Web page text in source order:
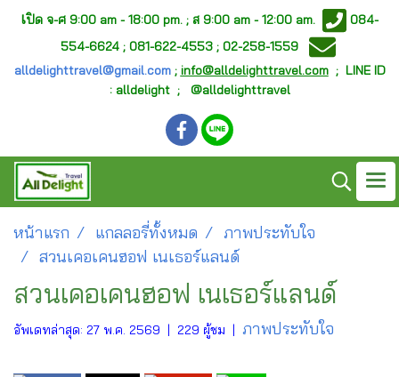
เปิด จ-ศ 9:00 am - 18:00 pm. ; ส 9:00 am - 12:00 am.
084-
554-6624 ; 081-622-4553 ; 02-258-1559
alldelighttravel@gmail.com; info@alldelighttravel.com; LINE ID
: alldelight ; @alldelighttravel
หน้าแรก แกลลอรี่ทั้งหมด
ภาพประทับใจ
สวนเคอเคนฮอฟ เนเธอร์แลนด์
สวนเคอเคนฮอฟ เนเธอร์แลนด์
อัพเดทล่าสุด: 27 พ.ค. 2569 | 229 ผู้ชม | ภาพประทับใจ